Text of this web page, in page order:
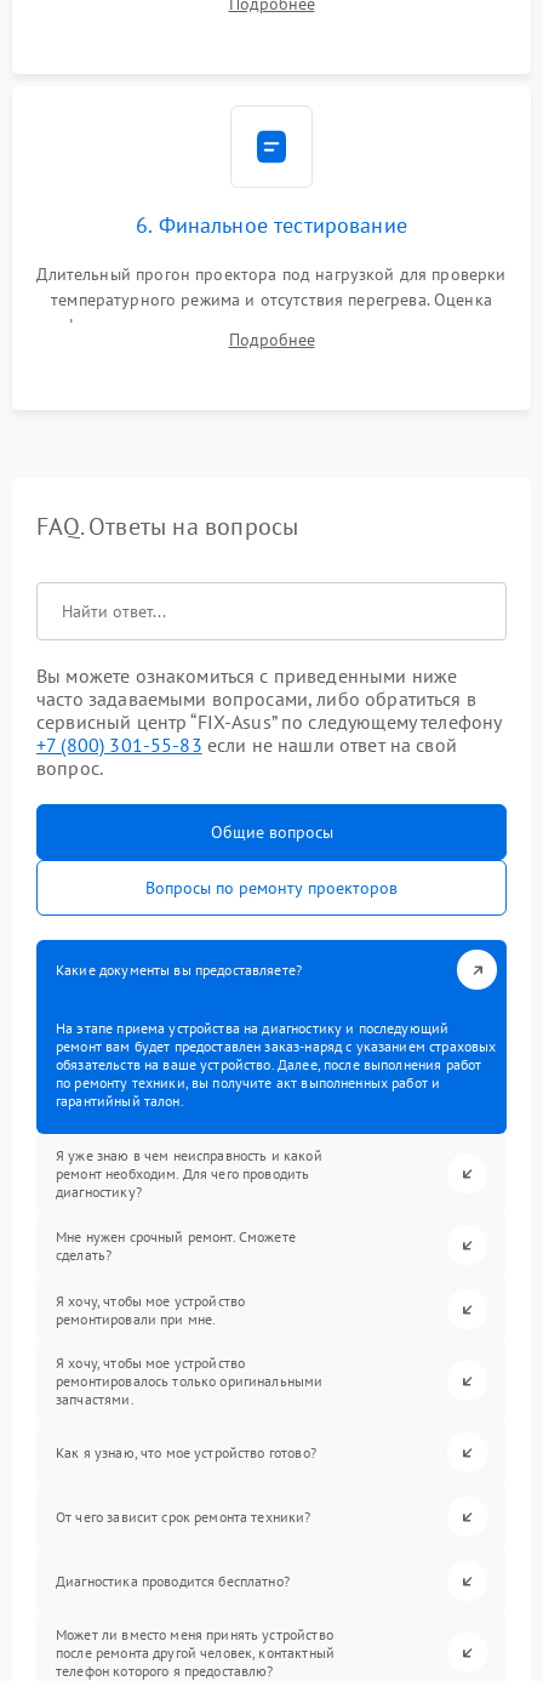
шлейфов, установка датчиков и закрытие корпуса
6. Финальное тестирование
Длительный прогон проектора под нагрузкой для проверки
температурного режима и отсутствия перегрева. Оценка
фокуса, контрастности и цветопередачи на тестовых
таблицах. Проверка работы всех видеовходов и кнопок
Подробнее
FAQ. Ответы на вопросы
Вы можете ознакомиться с приведенными ниже
часто задаваемыми вопросами, либо обратиться в
сервисный центр “FIX-Asus” по следующему телефону
+7 (800) 301-55-83 если не нашли ответ на свой
вопрос.
Общие вопросы
Вопросы по ремонту проекторов
Какие документы вы предоставляете?
На этапе приема устройства на диагностику и последующий
ремонт вам будет предоставлен заказ-наряд с указанием страховых
обязательств на ваше устройство. Далее, после выполнения работ
по ремонту техники, вы получите акт выполненных работ и
гарантийный талон.
Я уже знаю в чем неисправность и какой
ремонт необходим. Для чего проводить
диагностику?
Мне нужен срочный ремонт. Сможете
сделать?
Я хочу, чтобы мое устройство
ремонтировали при мне.
Я хочу, чтобы мое устройство
ремонтировалось только оригинальными
запчастями.
Как я узнаю, что мое устройство готово?
От чего зависит срок ремонта техники?
Диагностика проводится бесплатно?
Может ли вместо меня принять устройство
после ремонта другой человек, контактный
телефон которого я предоставлю?